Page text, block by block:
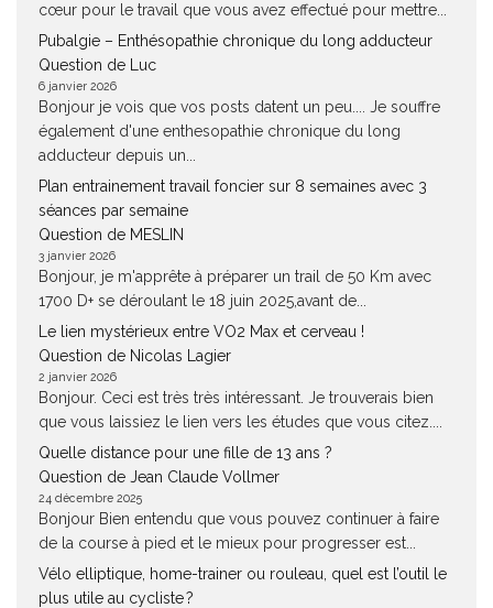
cœur pour le travail que vous avez effectué pour mettre...
Pubalgie – Enthésopathie chronique du long adducteur
Question de Luc
6 janvier 2026
Bonjour je vois que vos posts datent un peu.... Je souffre
également d'une enthesopathie chronique du long
adducteur depuis un...
Plan entrainement travail foncier sur 8 semaines avec 3
séances par semaine
Question de MESLIN
3 janvier 2026
Bonjour, je m'apprête à préparer un trail de 50 Km avec
1700 D+ se déroulant le 18 juin 2025,avant de...
Le lien mystérieux entre VO2 Max et cerveau !
Question de Nicolas Lagier
2 janvier 2026
Bonjour. Ceci est très très intéressant. Je trouverais bien
que vous laissiez le lien vers les études que vous citez....
Quelle distance pour une fille de 13 ans ?
Question de Jean Claude Vollmer
24 décembre 2025
Bonjour Bien entendu que vous pouvez continuer à faire
de la course à pied et le mieux pour progresser est...
Vélo elliptique, home-trainer ou rouleau, quel est l’outil le
plus utile au cycliste ?